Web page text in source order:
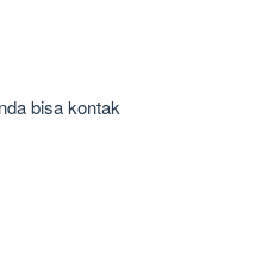
bisa kontak